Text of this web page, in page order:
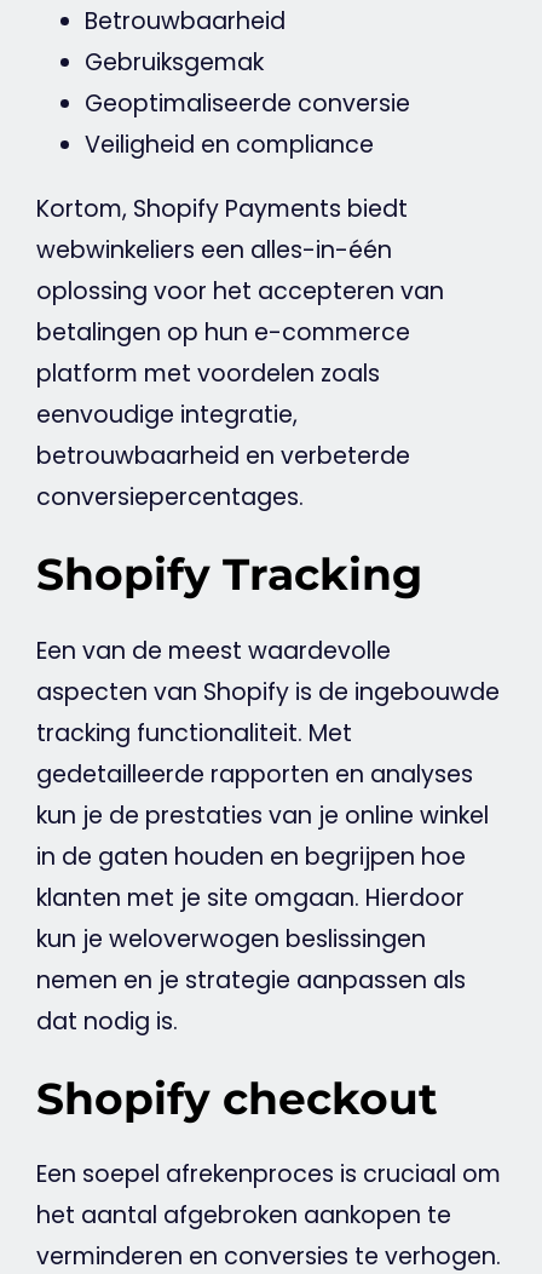
Betrouwbaarheid
Gebruiksgemak
Geoptimaliseerde conversie
Veiligheid en compliance
Kortom, Shopify Payments biedt
webwinkeliers een alles-in-één
oplossing voor het accepteren van
betalingen op hun e-commerce
platform met voordelen zoals
eenvoudige integratie,
betrouwbaarheid en verbeterde
conversiepercentages.
Shopify Tracking
Een van de meest waardevolle
aspecten van Shopify is de ingebouwde
tracking functionaliteit. Met
gedetailleerde rapporten en analyses
kun je de prestaties van je online winkel
in de gaten houden en begrijpen hoe
klanten met je site omgaan. Hierdoor
kun je weloverwogen beslissingen
nemen en je strategie aanpassen als
dat nodig is.
Shopify checkout
Een soepel afrekenproces is cruciaal om
het aantal afgebroken aankopen te
verminderen en conversies te verhogen.